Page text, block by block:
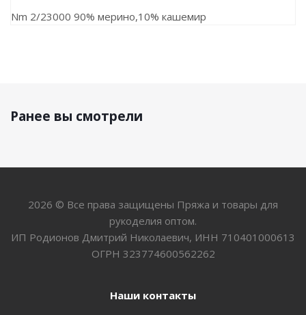
Nm 2/23000 90% мерино,10% кашемир
Ранее вы смотрели
2026 © Все права защищены Пряжа и товары для
рукоделия оптом.
ИП Родионов Дмитрий Николаевич, ИНН 710401000613
ОГРН 323774600562262
Наши контакты